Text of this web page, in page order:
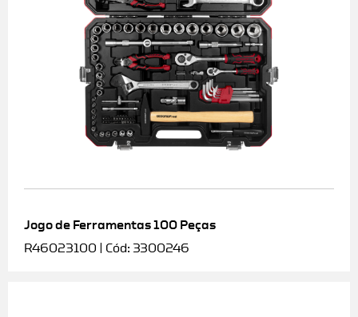
Jogo de Ferramentas 100 Peças
R46023100 | Cód: 3300246